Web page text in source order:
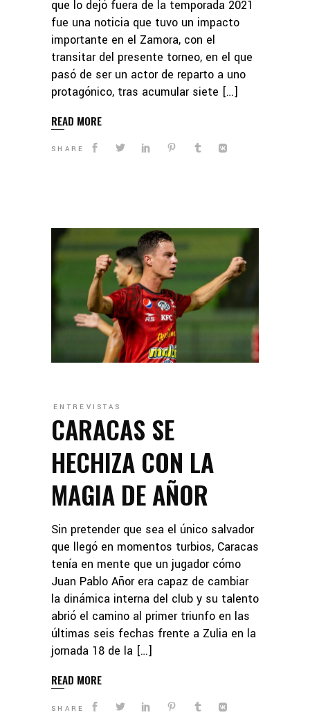
que lo dejó fuera de la temporada 2021
fue una noticia que tuvo un impacto
importante en el Zamora, con el
transitar del presente torneo, en el que
pasó de ser un actor de reparto a uno
protagónico, tras acumular siete […]
READ MORE
SHARE
ENTREVISTAS
CARACAS SE
HECHIZA CON LA
MAGIA DE AÑOR
Sin pretender que sea el único salvador
que llegó en momentos turbios, Caracas
tenía en mente que un jugador cómo
Juan Pablo Añor era capaz de cambiar
la dinámica interna del club y su talento
abrió el camino al primer triunfo en las
últimas seis fechas frente a Zulia en la
jornada 18 de la […]
READ MORE
SHARE